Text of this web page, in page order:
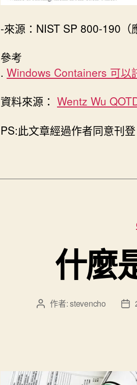
-來源：NIST SP 800-190（
參考
. Windows Containers 可以
資料來源： Wentz Wu
PS:此文章經過作者同意刊
什麼
文 作者:stevencho
文